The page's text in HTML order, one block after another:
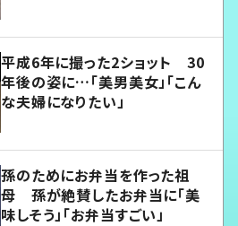
平成6年に撮った2ショット 30
年後の姿に…「美男美女」「こん
な夫婦になりたい」
孫のためにお弁当を作った祖
母 孫が絶賛したお弁当に「美
味しそう」「お弁当すごい」